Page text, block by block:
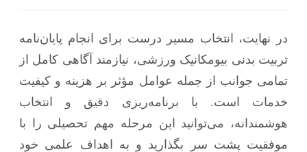
در نهایت، انتخاب مسیر درست برای انجام پایان‌نامه
تربیت بدنی بیومکانیک ورزشی، نیازمند آگاهی کامل از
تمامی جوانب از جمله عوامل مؤثر بر هزینه و کیفیت
خدمات است. با برنامه‌ریزی دقیق و انتخاب
هوشمندانه، می‌توانید این مرحله مهم تحصیلی را با
موفقیت پشت سر بگذارید و به اهداف علمی خود